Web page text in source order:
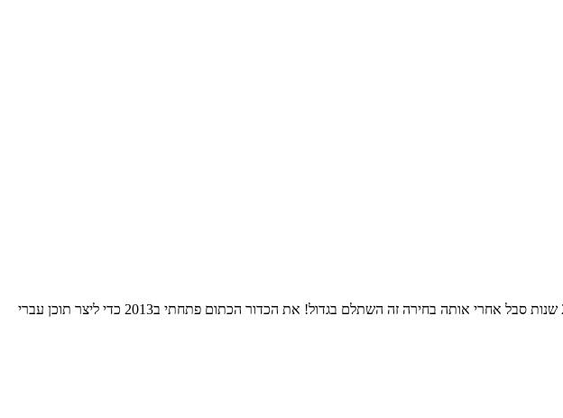
התחלתי את הרומן שלי עם הNBA אי שם בסוף שנות השמונים. בחרתי לאהוד את גולדן סטייט כי רציתי להיות מיוחד. 24 שנות סבל אחרי אותה בחירה זה השתלם בגדול! את הכדור הכתום פתחתי ב2013 כדי ליצר תוכן עברי